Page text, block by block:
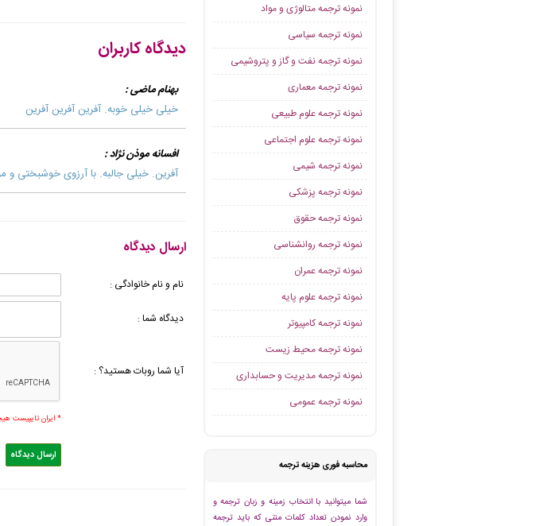
نمونه ترجمه متالوژی و مواد
نمونه ترجمه سیاسی
نمونه ترجمه نفت و گاز و پتروشیمی
نمونه ترجمه معماری
نمونه ترجمه علوم طبیعی
نمونه ترجمه علوم اجتماعی
نمونه ترجمه شیمی
نمونه ترجمه پزشکی
نمونه ترجمه حقوق
نمونه ترجمه روانشناسی
نمونه ترجمه عمران
نمونه ترجمه علوم پایه
نمونه ترجمه کامپیوتر
نمونه ترجمه محیط زیست
نمونه ترجمه مدیریت و حسابداری
نمونه ترجمه عمومی
محاسبه فوری هزینه ترجمه
شما میتوانید با انتخاب زمینه و زبان ترجمه و
وارد نمودن تعداد کلمات متنی که باید ترجمه
دیدگاه کاربران
بهنام ماضی :
خیلی خیلی خوبه. آفرین آفرین آفرین
افسانه موذن نژاد :
آفرین. خیلی جالبه. با آرزوی خوشبختی
ارسال دیدگاه
نام و نام خانوادگی :
دیدگاه شما :
آیا شما روبات هستید؟ :
* ایران تایپیست